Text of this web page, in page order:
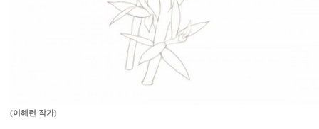
(이해련 작가)